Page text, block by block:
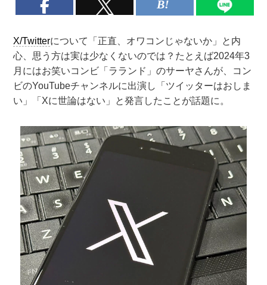
X/Twitterについて「正直、オワコンじゃないか」と内
心、思う方は実は少なくないのでは？たとえば2024年3
月にはお笑いコンビ「ラランド」のサーヤさんが、コン
ビのYouTubeチャンネルに出演し「ツイッターはおしま
い」「Xに世論はない」と発言したことが話題に。